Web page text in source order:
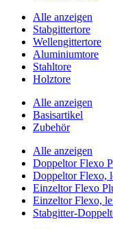
Alle anzeigen
Stabgittertore
Wellengittertore
Aluminiumtore
Stahltore
Holztore
Alle anzeigen
Basisartikel
Zubehör
Alle anzeigen
Doppeltor Flexo
Doppeltor Flexo,
Einzeltor Flexo
Einzeltor Flexo,
Stabgitter-